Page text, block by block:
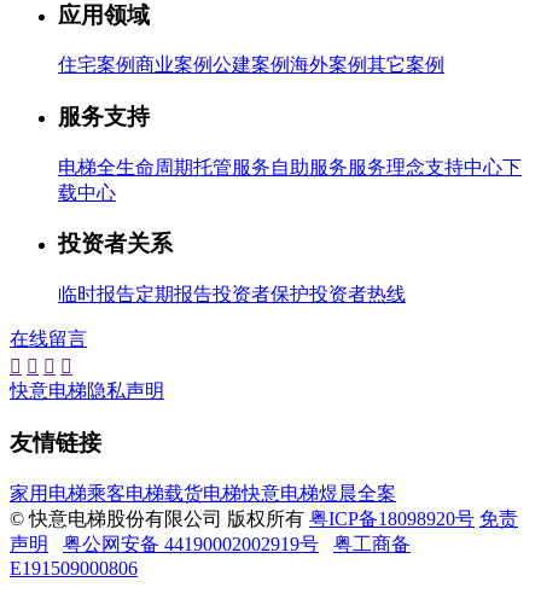
应用领域
住宅案例商业案例公建案例海外案例其它案例
服务支持
电梯全生命周期托管服务自助服务服务理念支持中心下
载中心
投资者关系
临时报告定期报告投资者保护投资者热线
在线留言
   
快意电梯隐私声明
友情链接
家用电梯乘客电梯载货电梯快意电梯煜晨全案
© 快意电梯股份有限公司 版权所有 粤ICP备18098920号 免责
声明
粤公网安备 44190002002919号
粤工商备
E191509000806